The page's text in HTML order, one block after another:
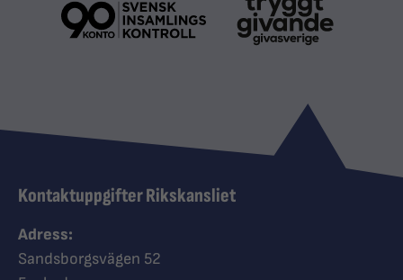
Kontaktuppgifter Rikskansliet
Adress:
Sandsborgsvägen 52